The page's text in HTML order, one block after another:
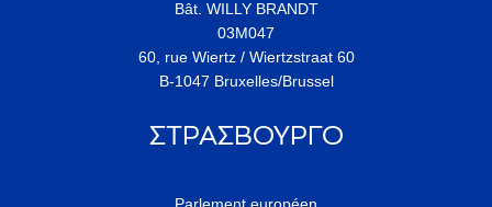
Bât. WILLY BRANDT
03M047
60, rue Wiertz / Wiertzstraat 60
B-1047 Bruxelles/Brussel
ΣΤΡΑΣΒΟΥΡΓΟ
Parlement européen